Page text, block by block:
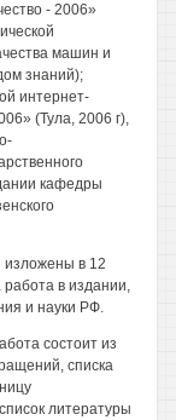
- 2006»
машин и
знаний);
интернет-
(Тула, 2006 г),
кафедры
изложены в 12
работа в издании,
и науки РФ.
состоит из
списка
литературы